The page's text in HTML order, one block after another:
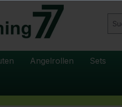
springen
Angelrollen Sets